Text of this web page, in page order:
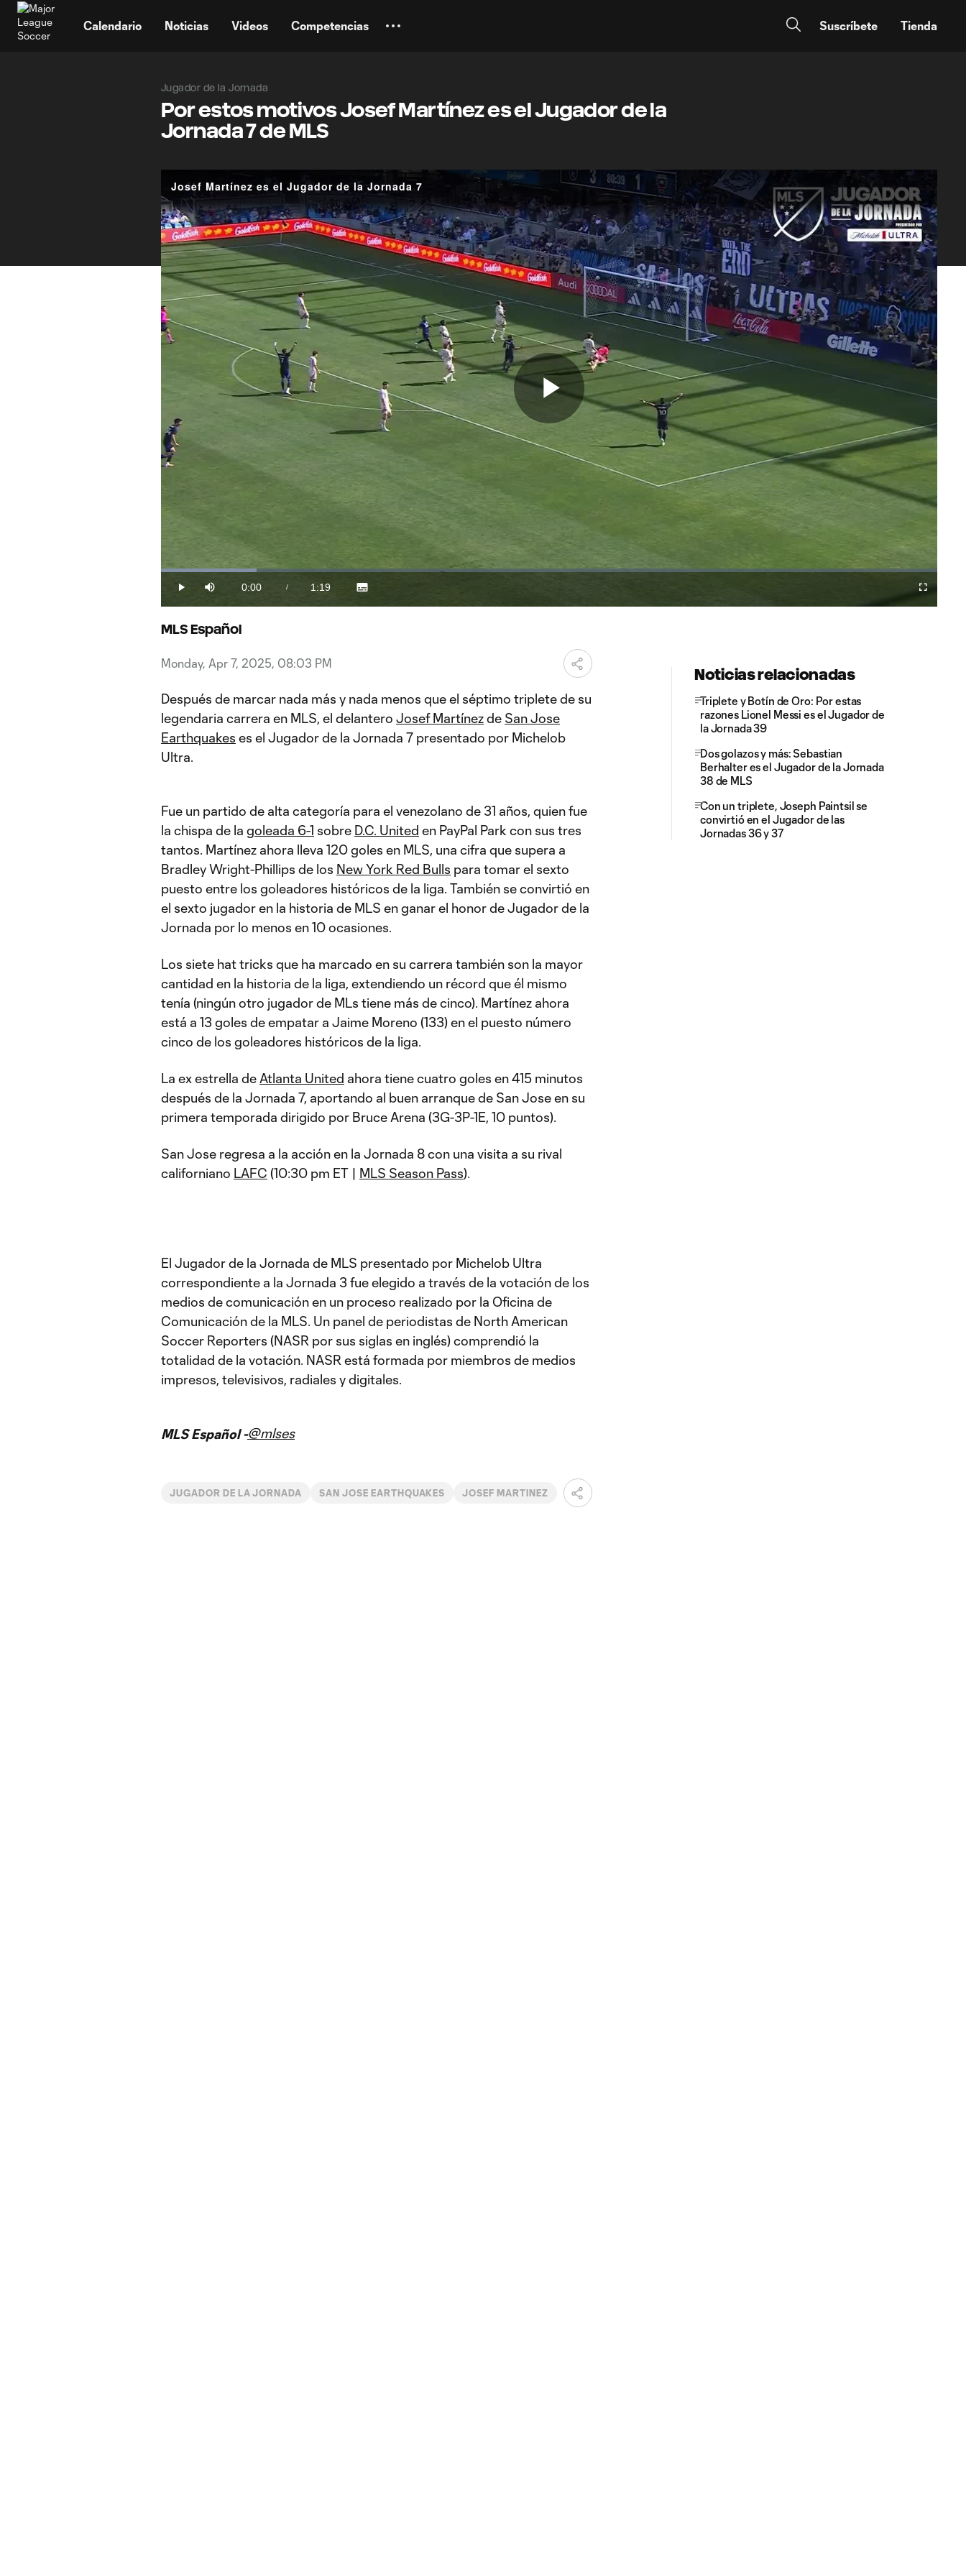
Calendario Noticias Videos Competencias Suscríbete Tienda
Jugador de la Jornada
Por estos motivos Josef Martínez es el Jugador de la
Jornada 7 de MLS
Josef Martínez es el Jugador de la Jornada 7
Play
Video
Play Mute
Current
Time
0:00 /
Duration
1:19
Loaded:
Subtitles
Fullscreen
MLS Español
Monday, Apr 7, 2025, 08:03 PM
Después de marcar nada más y nada menos que el séptimo triplete de su
legendaria carrera en MLS, el delantero Josef Martínezde San Jose
Earthquakes es el Jugador de la Jornada 7 presentado por Michelob
Ultra.
Fue un partido de alta categoría para el venezolano de 31 años, quien fue
la chispa de la goleada 6-1 sobre D.C. United en PayPal Park con sus tres
tantos. Martínez ahora lleva 120 goles en MLS, una cifra que supera a
Bradley Wright-Phillips de los New York Red Bulls para tomar el sexto
puesto entre los goleadores históricos de la liga. También se convirtió en
el sexto jugador en la historia de MLS en ganar el honor de Jugador de la
Jornada por lo menos en 10 ocasiones.
Los siete hat tricks que ha marcado en su carrera también son la mayor
cantidad en la historia de la liga, extendiendo un récord que él mismo
tenía (ningún otro jugador de MLs tiene más de cinco). Martínez ahora
está a 13 goles de empatar a Jaime Moreno (133) en el puesto número
cinco de los goleadores históricos de la liga.
La ex estrella de Atlanta United ahora tiene cuatro goles en 415 minutos
después de la Jornada 7, aportando al buen arranque de San Jose en su
primera temporada dirigido por Bruce Arena (3G-3P-1E, 10 puntos).
San Jose regresa a la acción en la Jornada 8 con una visita a su rival
californiano LAFC (10:30 pm ET | MLS Season Pass).
El Jugador de la Jornada de MLS presentado por Michelob Ultra
correspondiente a la Jornada 3 fue elegido a través de la votación de los
medios de comunicación en un proceso realizado por la Oficina de
Comunicación de la MLS. Un panel de periodistas de North American
Soccer Reporters (NASR por sus siglas en inglés) comprendió la
totalidad de la votación. NASR está formada por miembros de medios
impresos, televisivos, radiales y digitales.
MLS Español -@mlses
JUGADOR DE LA JORNADA SAN JOSE EARTHQUAKES JOSEF MARTINEZ
Noticias relacionadas
Triplete y Botín de Oro: Por estas
razones Lionel Messi es el Jugador de
la Jornada 39
Dos golazos y más: Sebastian
Berhalter es el Jugador de la Jornada
38 de MLS
Con un triplete, Joseph Paintsil se
convirtió en el Jugador de las
Jornadas 36 y 37